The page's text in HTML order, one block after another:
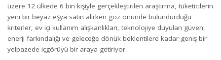
üzere 12 ülkede 6 bin kişiyle gerçekleştirilen araştırma, tüketicilerin
yeni bir beyaz eşya satın alırken göz önünde bulundurduğu
kriterler, ev içi kullanım alışkanlıkları, teknolojiye duyulan güven,
enerji farkındalığı ve geleceğe dönük beklentilere kadar geniş bir
yelpazede içgörüyü bir araya getiriyor.